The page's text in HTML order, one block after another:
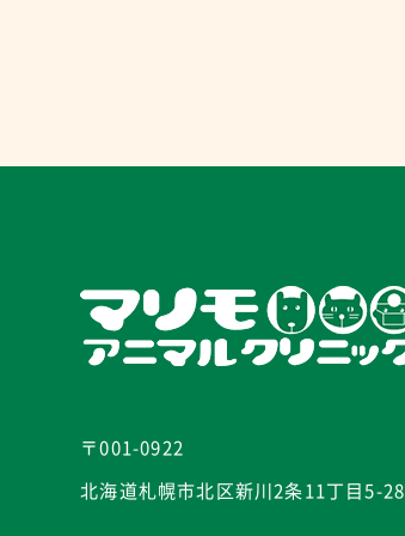
〒001-0922
北海道札幌市北区新川2条11丁目5-28